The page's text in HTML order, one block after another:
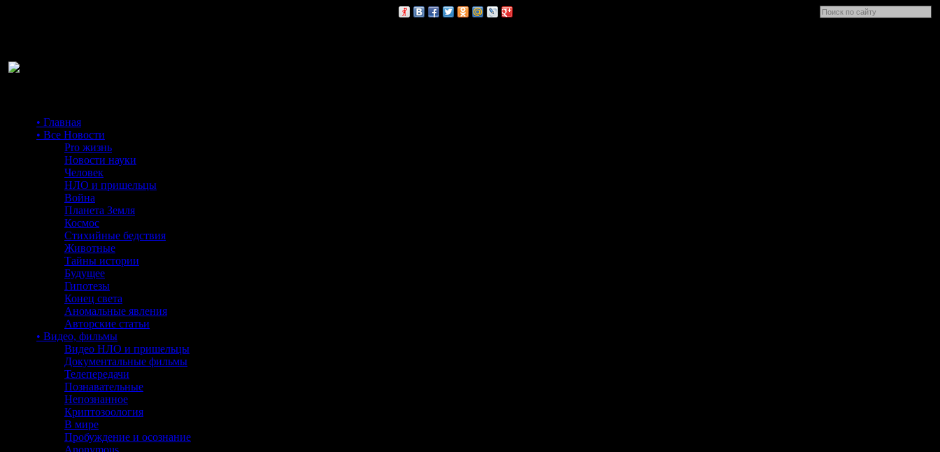
• Главная
• Все Новости
Pro жизнь
Новости науки
Человек
НЛО и пришельцы
Война
Планета Земля
Космос
Стихийные бедствия
Животные
Тайны истории
Будущее
Гипотезы
Конец света
Аномальные явления
Авторские статьи
• Видео, фильмы
Видео НЛО и пришельцы
Документальные фильмы
Телепередачи
Познавательные
Непознанное
Криптозоология
В мире
Пробуждение и осознание
Anonymous